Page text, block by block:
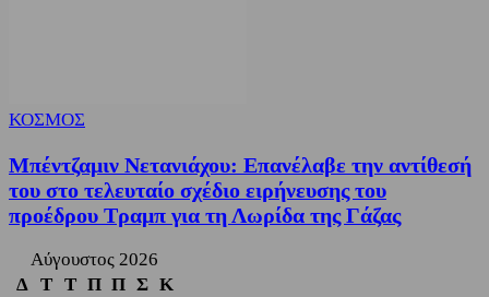
ΚΟΣΜΟΣ
Μπέντζαμιν Νετανιάχου: Επανέλαβε την αντίθεσή
του στο τελευταίο σχέδιο ειρήνευσης του
προέδρου Τραμπ για τη Λωρίδα της Γάζας
Αύγουστος 2026
Δ
Τ Τ Π Π Σ Κ